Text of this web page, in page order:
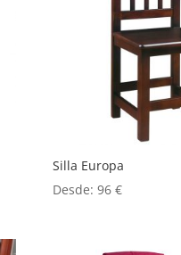
Silla Europa
Desde:96€